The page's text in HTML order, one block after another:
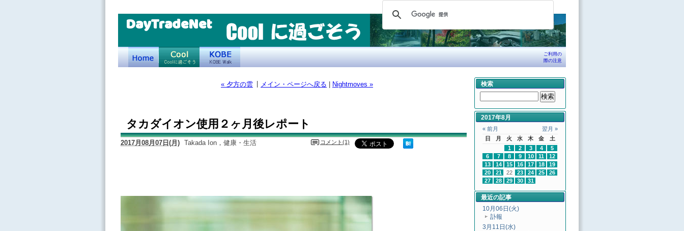
DayTradeNet
ご利用の
際の注意
« 夕方の雲 メイン・ページへ戻る Nightmoves »
タカダイオン使用２ヶ月後レポート
2017月08月07日(月) Takada Ion，健康・生活 コメント(1)
検索
2017年8月
« 前月
翌月 »
日
月 火 水 木 金
土
1
2 3 4
5
6
7 8 9 10 11
12
13
14 15 16 17 18
19
20
21 22 23 24 25
26
27
28 29 30 31
最近の記事
10月06日(火)
訃報
3月11日(水)